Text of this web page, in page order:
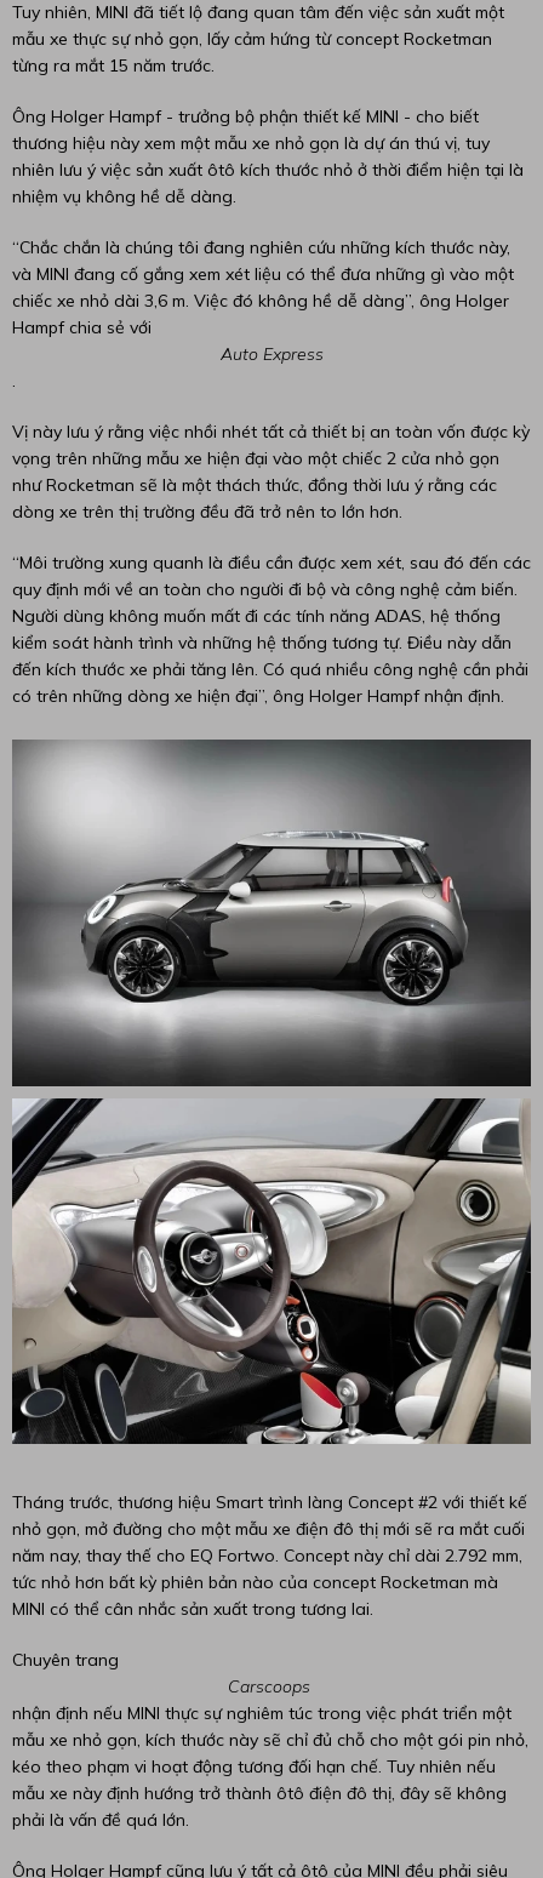
Tuy nhiên, MINI đã tiết lộ đang quan tâm đến việc sản xuất một
mẫu xe thực sự nhỏ gọn, lấy cảm hứng từ concept Rocketman
từng ra mắt 15 năm trước.
Ông Holger Hampf - trưởng bộ phận thiết kế MINI - cho biết
thương hiệu này xem một mẫu xe nhỏ gọn là dự án thú vị, tuy
nhiên lưu ý việc sản xuất ôtô kích thước nhỏ ở thời điểm hiện tại là
nhiệm vụ không hề dễ dàng.
“Chắc chắn là chúng tôi đang nghiên cứu những kích thước này,
và MINI đang cố gắng xem xét liệu có thể đưa những gì vào một
chiếc xe nhỏ dài 3,6 m. Việc đó không hề dễ dàng”, ông Holger
Hampf chia sẻ với
Auto Express
.
Vị này lưu ý rằng việc nhồi nhét tất cả thiết bị an toàn vốn được kỳ
vọng trên những mẫu xe hiện đại vào một chiếc 2 cửa nhỏ gọn
như Rocketman sẽ là một thách thức, đồng thời lưu ý rằng các
dòng xe trên thị trường đều đã trở nên to lớn hơn.
“Môi trường xung quanh là điều cần được xem xét, sau đó đến các
quy định mới về an toàn cho người đi bộ và công nghệ cảm biến.
Người dùng không muốn mất đi các tính năng ADAS, hệ thống
kiểm soát hành trình và những hệ thống tương tự. Điều này dẫn
đến kích thước xe phải tăng lên. Có quá nhiều công nghệ cần phải
có trên những dòng xe hiện đại”, ông Holger Hampf nhận định.
Tháng trước, thương hiệu Smart trình làng Concept #2 với thiết kế
nhỏ gọn, mở đường cho một mẫu xe điện đô thị mới sẽ ra mắt cuối
năm nay, thay thế cho EQ Fortwo. Concept này chỉ dài 2.792 mm,
tức nhỏ hơn bất kỳ phiên bản nào của concept Rocketman mà
MINI có thể cân nhắc sản xuất trong tương lai.
Chuyên trang
Carscoops
nhận định nếu MINI thực sự nghiêm túc trong việc phát triển một
mẫu xe nhỏ gọn, kích thước này sẽ chỉ đủ chỗ cho một gói pin nhỏ,
kéo theo phạm vi hoạt động tương đối hạn chế. Tuy nhiên nếu
mẫu xe này định hướng trở thành ôtô điện đô thị, đây sẽ không
phải là vấn đề quá lớn.
Ông Holger Hampf cũng lưu ý tất cả ôtô của MINI đều phải siêu